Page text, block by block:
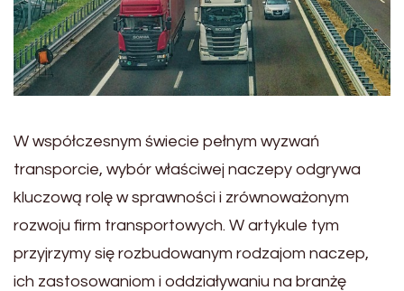
W współczesnym świecie pełnym wyzwań
transporcie, wybór właściwej naczepy odgrywa
kluczową rolę w sprawności i zrównoważonym
rozwoju firm transportowych. W artykule tym
przyjrzymy się rozbudowanym rodzajom naczep,
ich zastosowaniom i oddziaływaniu na branżę